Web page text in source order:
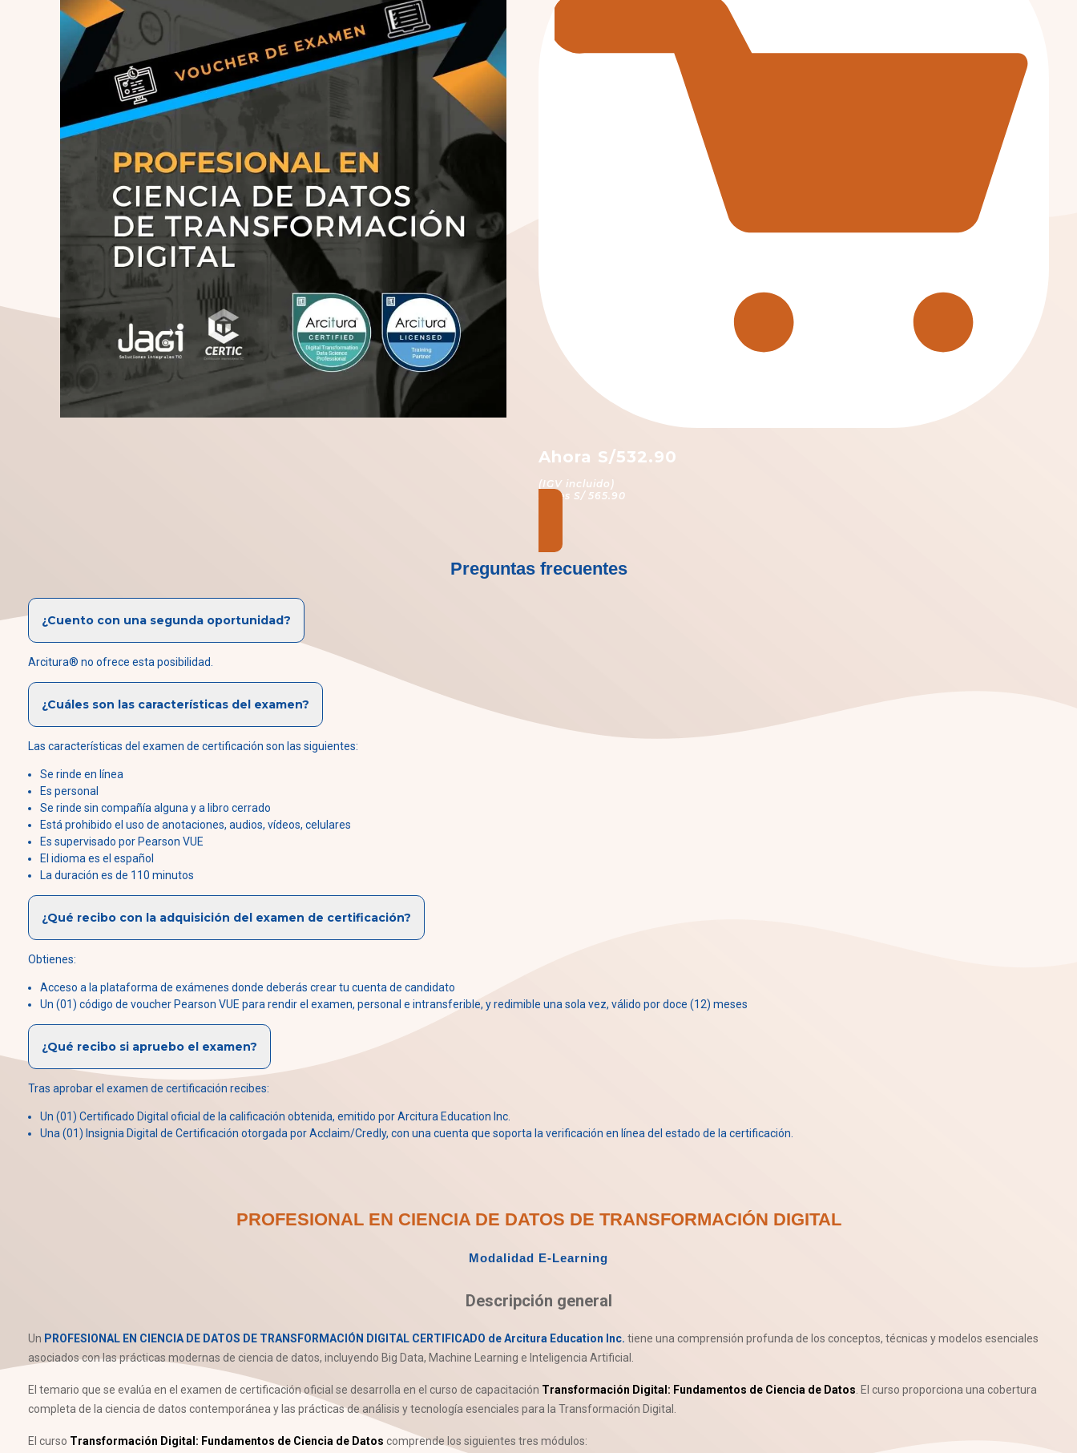
Ahora S/532.90
(IGV incluido)
Antes S/ 565.90
Preguntas frecuentes
¿Cuento con una segunda oportunidad?
Arcitura® no ofrece esta posibilidad.
¿Cuáles son las características del examen?
Las características del examen de certificación son las siguientes:
Se rinde en línea
Es personal
Se rinde sin compañía alguna y a libro cerrado
Está prohibido el uso de anotaciones, audios, vídeos, celulares
Es supervisado por Pearson VUE
El idioma es el español
La duración es de 110 minutos
¿Qué recibo con la adquisición del examen de certificación?
Obtienes:
Acceso a la plataforma de exámenes donde deberás crear tu cuenta de candidato
Un (01) código de voucher Pearson VUE para rendir el examen, personal e intransferible, y redimible una sola vez, válido por doce (12) meses
¿Qué recibo si apruebo el examen?
Tras aprobar el examen de certificación recibes:
Un (01) Certificado Digital oficial de la calificación obtenida, emitido por Arcitura Education Inc.
Una (01) Insignia Digital de Certificación otorgada por Acclaim/Credly, con una cuenta que soporta la verificación en línea del estado de la certificación.
PROFESIONAL EN CIENCIA DE DATOS DE TRANSFORMACIÓN DIGITAL
Modalidad E-Learning
Descripción general
Un PROFESIONAL EN CIENCIA DE DATOS DE TRANSFORMACIÓN DIGITAL CERTIFICADO de Arcitura Education Inc. tiene una comprensión profunda de los conceptos, técnicas y modelos esenciales
asociados con las prácticas modernas de ciencia de datos, incluyendo Big Data, Machine Learning e Inteligencia Artificial.
El temario que se evalúa en el examen de certificación oficial se desarrolla en el curso de capacitación Transformación Digital: Fundamentos de Ciencia de Datos . El curso proporciona una cobertura
completa de la ciencia de datos contemporánea y las prácticas de análisis y tecnología esenciales para la Transformación Digital.
El curso Transformación Digital: Fundamentos de Ciencia de Datos comprende los siguientes tres módulos: